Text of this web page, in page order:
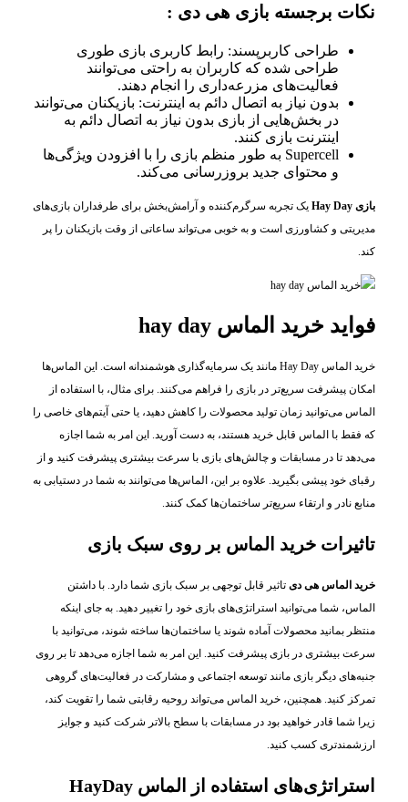
نکات برجسته بازی هی دی :
طراحی کاربرپسند: رابط کاربری بازی طوری
طراحی شده که کاربران به راحتی می‌توانند
فعالیت‌های مزرعه‌داری را انجام دهند.
بدون نیاز به اتصال دائم به اینترنت: بازیکنان می‌توانند
در بخش‌هایی از بازی بدون نیاز به اتصال دائم به
اینترنت بازی کنند.
Supercell به طور منظم بازی را با افزودن ویژگی‌ها
و محتوای جدید بروزرسانی می‌کند.
بازی Hay Day
یک تجربه سرگرم‌کننده و آرامش‌بخش برای طرفداران بازی‌های
مدیریتی و کشاورزی است و به خوبی می‌تواند ساعاتی از وقت بازیکنان را پر
کند.
فواید خرید الماس hay day
خرید الماس Hay Day مانند یک سرمایه‌گذاری هوشمندانه است. این الماس‌ها
امکان پیشرفت سریع‌تر در بازی را فراهم می‌کنند. برای مثال، با استفاده از
الماس می‌توانید زمان تولید محصولات را کاهش دهید، یا حتی آیتم‌های خاصی را
که فقط با الماس قابل خرید هستند، به دست آورید. این امر به شما اجازه
می‌دهد تا در مسابقات و چالش‌های بازی با سرعت بیشتری پیشرفت کنید و از
رقبای خود پیشی بگیرید. علاوه بر این، الماس‌ها می‌توانند به شما در دستیابی به
منابع نادر و ارتقاء سریع‌تر ساختمان‌ها کمک کنند.
تاثیرات خرید الماس بر روی سبک بازی
خرید الماس هی دی تاثیر قابل توجهی بر سبک بازی شما دارد. با داشتن
الماس، شما می‌توانید استراتژی‌های بازی خود را تغییر دهید. به جای اینکه
منتظر بمانید محصولات آماده شوند یا ساختمان‌ها ساخته شوند، می‌توانید با
سرعت بیشتری در بازی پیشرفت کنید. این امر به شما اجازه می‌دهد تا بر روی
جنبه‌های دیگر بازی مانند توسعه اجتماعی و مشارکت در فعالیت‌های گروهی
تمرکز کنید. همچنین، خرید الماس می‌تواند روحیه رقابتی شما را تقویت کند،
زیرا شما قادر خواهید بود در مسابقات با سطح بالاتر شرکت کنید و جوایز
ارزشمندتری کسب کنید.
استراتژی‌های استفاده از الماس HayDay